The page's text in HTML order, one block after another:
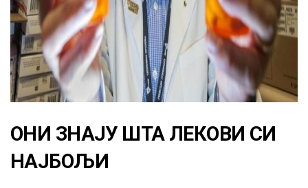
ОНИ ЗНАЈУ ШТА ЛЕКОВИ СИ
НАЈБОЉИ